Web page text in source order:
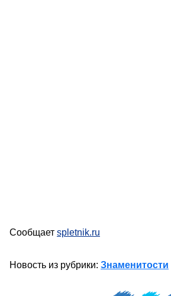
Сообщает spletnik.ru
Новость из рубрики: Знаменитости